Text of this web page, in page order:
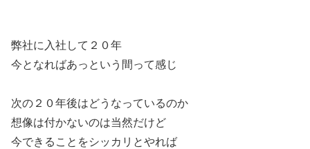
弊社に入社して２０年
今となればあっという間って感じ
次の２０年後はどうなっているのか
想像は付かないのは当然だけど
今できることをシッカリとやれば